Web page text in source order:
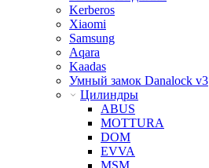
Kerberos
Xiaomi
Samsung
Aqara
Kaadas
Умный замок Danalock v3
Цилиндры
ABUS
MOTTURA
DOM
EVVA
MSM